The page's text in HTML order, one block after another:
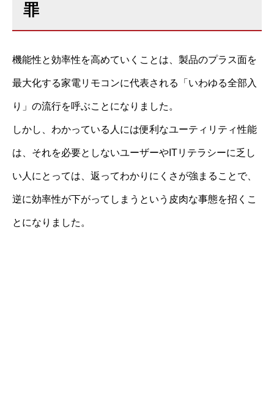
罪
機能性と効率性を高めていくことは、製品のプラス面を
最大化する家電リモコンに代表される「いわゆる全部入
り」の流行を呼ぶことになりました。
しかし、わかっている人には便利なユーティリティ性能
は、それを必要としないユーザーやITリテラシーに乏し
い人にとっては、返ってわかりにくさが強まることで、
逆に効率性が下がってしまうという皮肉な事態を招くこ
とになりました。